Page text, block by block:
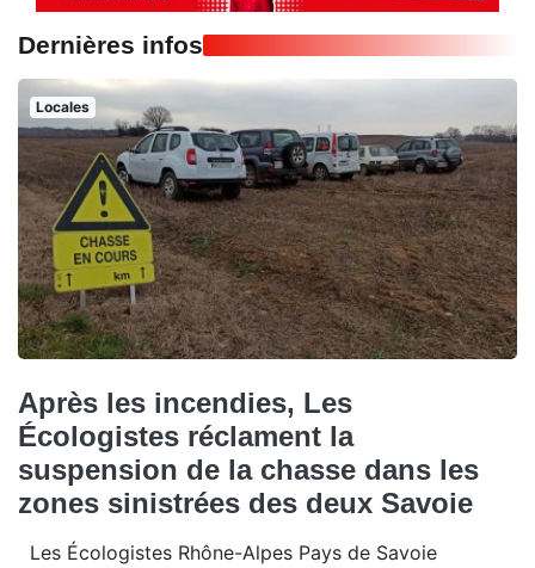
Dernières infos
Locales
Après les incendies, Les
Écologistes réclament la
suspension de la chasse dans les
zones sinistrées des deux Savoie
Les Écologistes Rhône-Alpes Pays de Savoie